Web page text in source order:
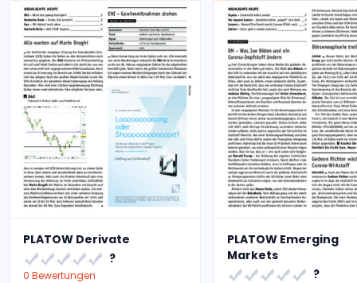
PLATOW Derivate
?
0 Bewertungen
PLATOW Emerging
Markets
?